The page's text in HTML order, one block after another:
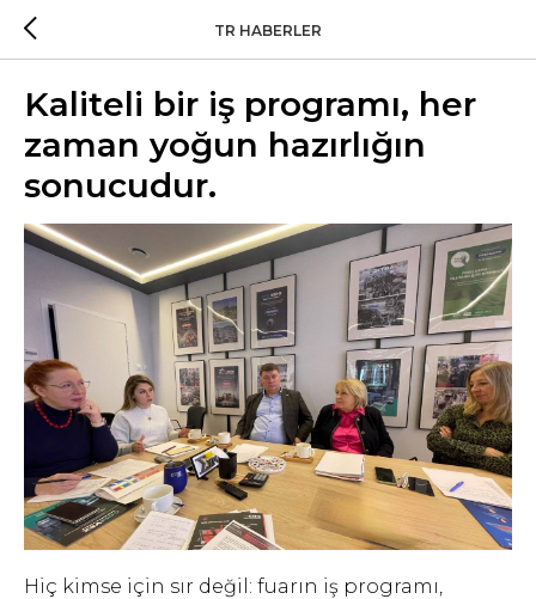
TR HABERLER
Kaliteli bir iş programı, her
zaman yoğun hazırlığın
sonucudur.
Hiç kimse için sır değil: fuarın iş programı,